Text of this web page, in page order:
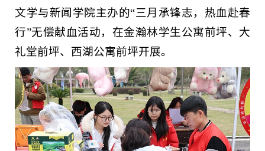
文学与新闻学院主办的“三月承锋志，热血赴春
行”无偿献血活动，在金瀚林学生公寓前坪、大
礼堂前坪、西湖公寓前坪开展。